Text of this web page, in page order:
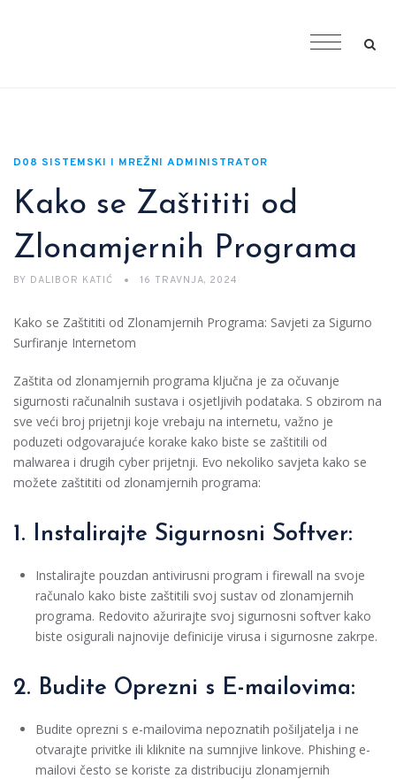
D08 SISTEMSKI I MREŽNI ADMINISTRATOR
Kako se Zaštititi od
Zlonamjernih Programa
BY DALIBOR KATIĆ 16 TRAVNJA, 2024
Kako se Zaštititi od Zlonamjernih Programa: Savjeti za Sigurno
Surfiranje Internetom
Zaštita od zlonamjernih programa ključna je za očuvanje
sigurnosti računalnih sustava i osjetljivih podataka. S obzirom na
sve veći broj prijetnji koje vrebaju na internetu, važno je
poduzeti odgovarajuće korake kako biste se zaštitili od
malwarea i drugih cyber prijetnji. Evo nekoliko savjeta kako se
možete zaštititi od zlonamjernih programa:
1. Instalirajte Sigurnosni Softver:
Instalirajte pouzdan antivirusni program i firewall na svoje
računalo kako biste zaštitili svoj sustav od zlonamjernih
programa. Redovito ažurirajte svoj sigurnosni softver kako
biste osigurali najnovije definicije virusa i sigurnosne zakrpe.
2. Budite Oprezni s E-mailovima:
Budite oprezni s e-mailovima nepoznatih pošiljatelja i ne
otvarajte privitke ili kliknite na sumnjive linkove. Phishing e-
mailovi često se koriste za distribuciju zlonamjernih